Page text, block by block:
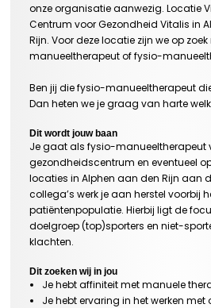
onze organisatie aanwezig. Locatie
Centrum voor Gezondheid Vitalis in
Rijn. Voor deze locatie zijn we op
manueeltherapeut of fysio-
Ben jij die fysio-manueeltherapeut
Dan heten we je graag van harte
Dit wordt jouw baan
Je gaat als fysio-manueeltherapeut
gezondheidscentrum en eventueel
locaties in Alphen aan den Rijn aan
collega’s werk je aan herstel voorbij
patiëntenpopulatie. Hierbij ligt de
doelgroep (top)sporters en niet-
klachten.
Dit zoeken wij in jou
Je hebt affiniteit met manuele
Je hebt ervaring in het werken